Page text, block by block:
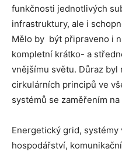
funkčnosti jednotlivých
infrastruktury, ale i
Mělo by být připraveno i
kompletní krátko- a
vnějšímu světu. Důraz
cirkulárních principů ve
systémů se zaměřením
Energetický grid,
hospodářství,